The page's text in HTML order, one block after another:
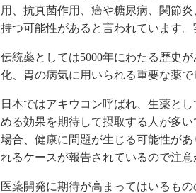
用、抗真菌作用、癌や糖尿病、関節
持つ可能性があると言われています
伝統薬としては5000年にわたる歴史
化、胃の病気に用いられる重要な薬で
日本ではアキウコン呼ばれ、生薬と
める効果を期待して摂取する人が多
場合、健康に問題が生じる可能性が
れるケースが報告されているので注意
医薬開発に期待が高まってはいるも